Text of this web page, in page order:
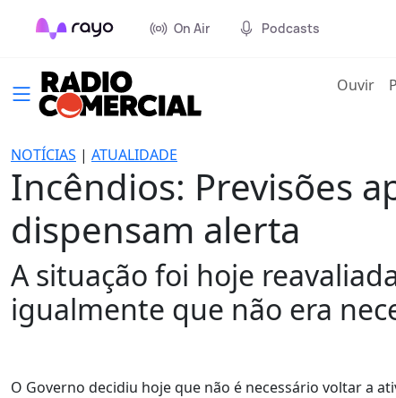
On Air Podcasts
Ouvir
NOTÍCIAS | ATUALIDADE
Incêndios: Previsões
dispensam alerta
A situação foi hoje
igualmente que não era
O Governo decidiu hoje que não é necessário voltar a